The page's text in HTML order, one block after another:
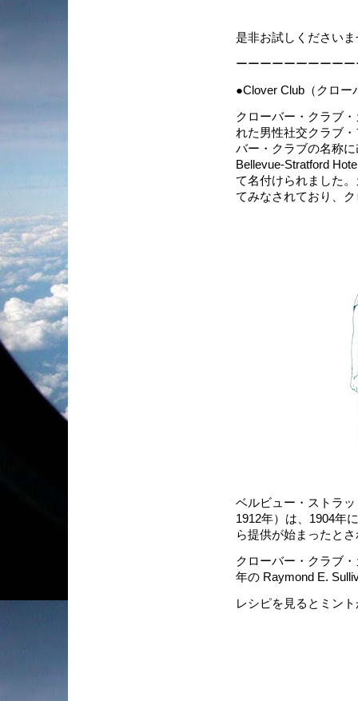
是非お試しくださいま
ーーーーーーーーー
●Clover Club（クロー
クローバー・クラブ
れた男性社交クラブ
バー・クラブの名称
Bellevue-Stratford
て名付けられました
てみなされており、
ベルビュー・ストラ
1912年）は、1904年
ら提供が始まったと
クローバー・クラブ
年の Raymond E.
レシピを見るとミン